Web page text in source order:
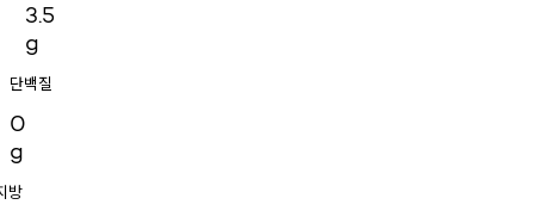
3.5
g
단백질
0
g
방